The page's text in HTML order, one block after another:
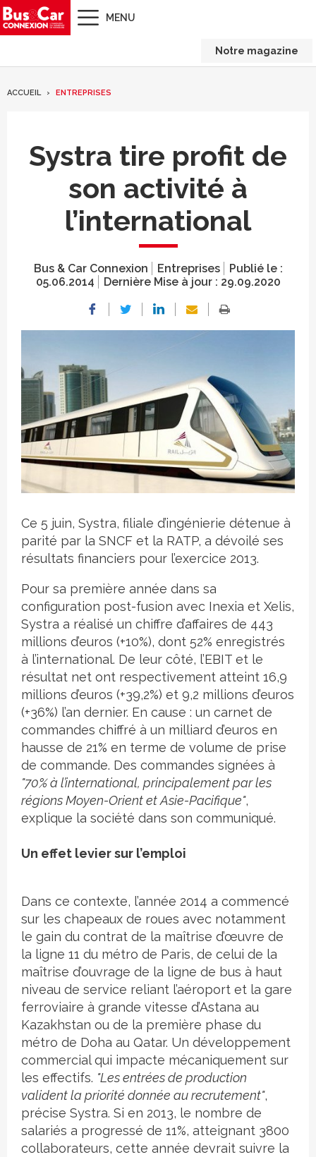
MENU
Notre magazine
ACCUEIL ENTREPRISES
Systra tire profit de
son activité à
l’international
Bus & Car Connexion Entreprises
Publié le :
05.06.2014
Dernière Mise à jour : 29.09.2020
Crédit photo
Ce 5 juin, Systra, filiale d’ingénierie détenue à
parité par la SNCF et la RATP, a dévoilé ses
résultats financiers pour l’exercice 2013.
Pour sa première année dans sa
configuration post-fusion avec Inexia et Xelis,
Systra a réalisé un chiffre d’affaires de 443
millions d’euros (+10%), dont 52% enregistrés
à l’international. De leur côté, l’EBIT et le
résultat net ont respectivement atteint 16,9
millions d’euros (+39,2%) et 9,2 millions d’euros
(+36%) l’an dernier. En cause : un carnet de
commandes chiffré à un milliard d’euros en
hausse de 21% en terme de volume de prise
de commande. Des commandes signées à
"70% à l’international, principalement par les
régions Moyen-Orient et Asie-Pacifique",
explique la société dans son communiqué.
Un effet levier sur l’emploi
Dans ce contexte, l’année 2014 a commencé
sur les chapeaux de roues avec notamment
le gain du contrat de la maîtrise d’œuvre de
la ligne 11 du métro de Paris, de celui de la
maîtrise d’ouvrage de la ligne de bus à haut
niveau de service reliant l’aéroport et la gare
ferroviaire à grande vitesse d’Astana au
Kazakhstan ou de la première phase du
métro de Doha au Qatar. Un développement
commercial qui impacte mécaniquement sur
les effectifs. "Les entrées de production
valident la priorité donnée au recrutement",
précise Systra. Si en 2013, le nombre de
salariés a progressé de 11%, atteignant 3800
collaborateurs, cette année devrait suivre la